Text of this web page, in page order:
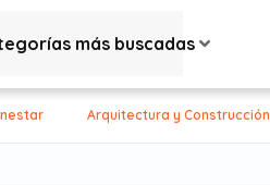
más buscadas
Arquitectura y Construcción